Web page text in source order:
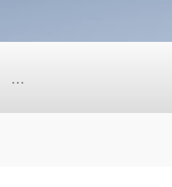
TEB-600PF快温变高低